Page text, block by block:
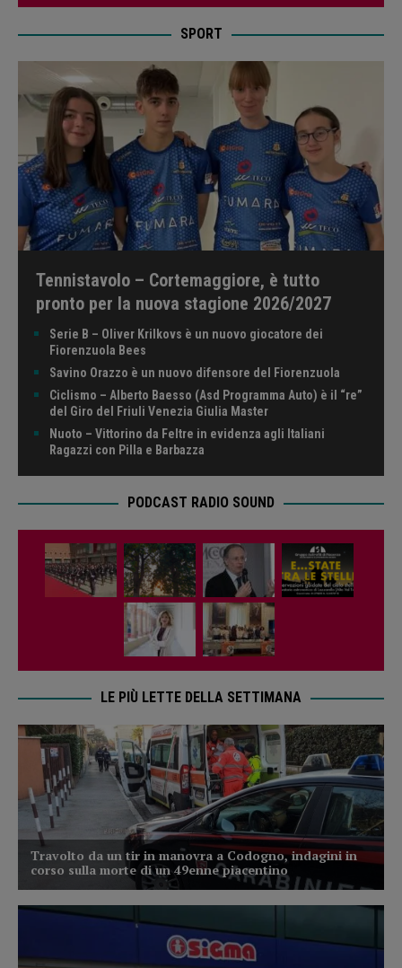
SPORT
Tennistavolo – Cortemaggiore, è tutto
pronto per la nuova stagione 2026/2027
Serie B – Oliver Krilkovs è un nuovo giocatore dei
Fiorenzuola Bees
Savino Orazzo è un nuovo difensore del Fiorenzuola
Ciclismo – Alberto Baesso (Asd Programma Auto) è il “re”
del Giro del Friuli Venezia Giulia Master
Nuoto – Vittorino da Feltre in evidenza agli Italiani
Ragazzi con Pilla e Barbazza
PODCAST RADIO SOUND
LE PIÙ LETTE DELLA SETTIMANA